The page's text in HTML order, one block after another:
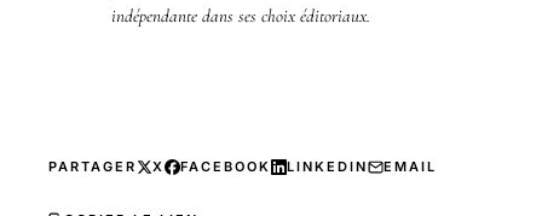
indépendante dans ses choix éditoriaux.
PARTAGER X FACEBOOK LINKEDIN EMAIL